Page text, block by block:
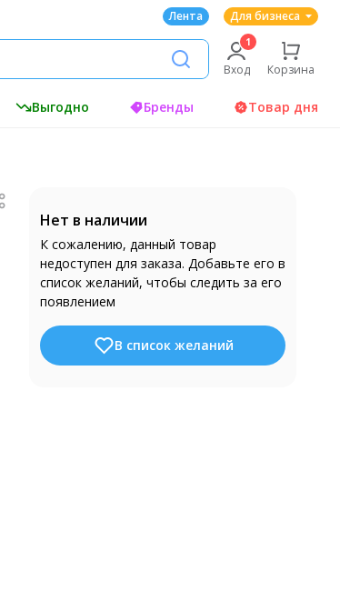
Лента Для бизнеса
Вход Корзина
Выгодно Бренды Товар дня
Нет в наличии
К сожалению, данный товар
недоступен для заказа. Добавьте его в
список желаний, чтобы следить за его
появлением
В список желаний